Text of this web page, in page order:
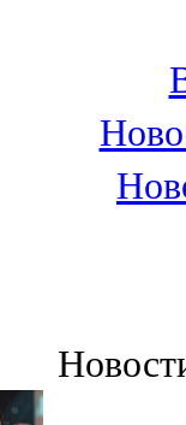
100,3
Зәй
106,6
105,2
91,5 FM